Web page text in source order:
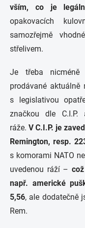
vším, co je
opakovacích
samozřejmě
střelivem.
Je třeba nicméně
prodávané
s legislativou
značkou dle
ráže. V C.I.P. je
Remington, resp.
s komorami NATO
uvedenou ráží –
např. americké
5,56, ale dodatečně
Rem.